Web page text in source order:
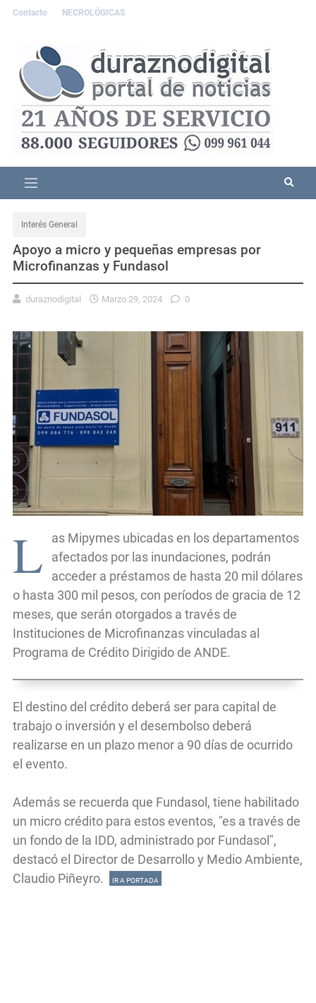
Contacto NECROLÓGICAS
Interés General
Apoyo a micro y pequeñas empresas por
Microfinanzas y Fundasol
duraznodigital Marzo 29, 2024 0
L
as Mipymes ubicadas en los departamentos
afectados por las inundaciones, podrán
acceder a préstamos de hasta 20 mil dólares
o hasta 300 mil pesos, con períodos de gracia de 12
meses, que serán otorgados a través de
Instituciones de Microfinanzas vinculadas al
Programa de Crédito Dirigido de ANDE.
El destino del crédito deberá ser para capital de
trabajo o inversión y el desembolso deberá
realizarse en un plazo menor a 90 días de ocurrido
el evento.
Además se recuerda que Fundasol, tiene habilitado
un micro crédito para estos eventos, "es a través de
un fondo de la IDD, administrado por Fundasol",
destacó el Director de Desarrollo y Medio Ambiente,
Claudio Piñeyro.
IR A PORTADA